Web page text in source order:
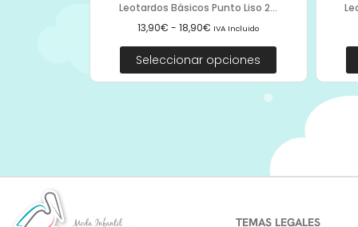
Leotardos Básicos Punto Liso 2...
13,90€ - 18,90€ IVA Incluido
Seleccionar opciones
TEMAS LEGALES